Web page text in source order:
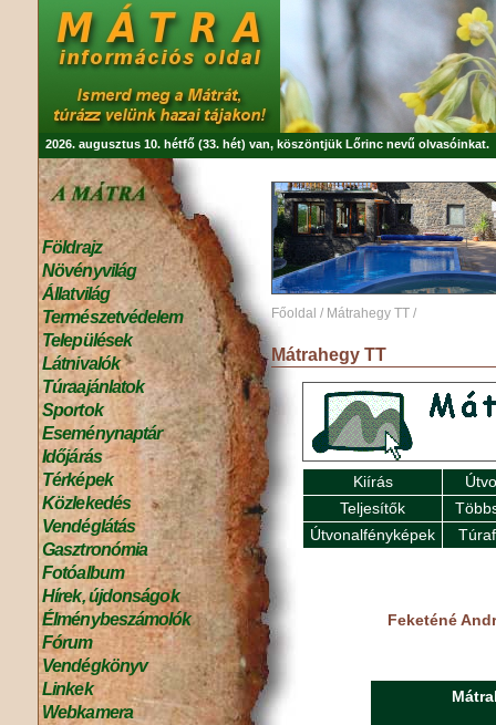
2026. augusztus 10. hétfő (33. hét) van, köszöntjük Lőrinc nevű olvasóinkat.
Földrajz
Növényvilág
Állatvilág
Természetvédelem
Települések
Látnivalók
Túraajánlatok
Sportok
Eseménynaptár
Időjárás
Térképek
Közlekedés
Vendéglátás
Gasztronómia
Fotóalbum
Hírek, újdonságok
Élménybeszámolók
Fórum
Vendégkönyv
Linkek
Webkamera
Főoldal / Mátrahegy TT /
Mátrahegy TT
Kiírás
Teljesítők
Útvonalfényképek
Feketéné